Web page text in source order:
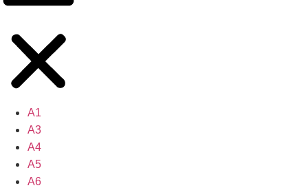
A1
A3
A4
A5
A6